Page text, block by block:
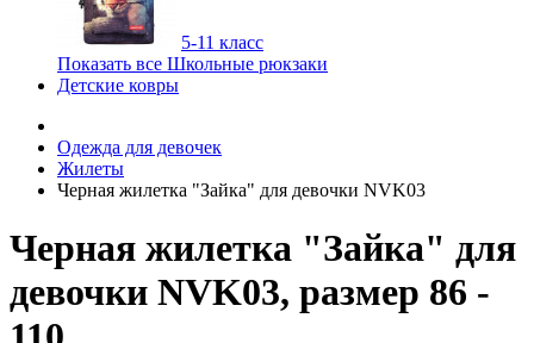
5-11 класс
Показать все Школьные рюкзаки
Детские ковры
Одежда для девочек
Жилеты
Черная жилетка "Зайка" для девочки NVK03
Черная жилетка "Зайка" для
девочки NVK03, размер 86 -